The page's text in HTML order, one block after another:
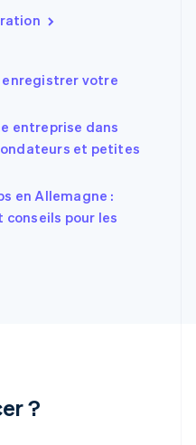
votre
entreprise dans
et petites
en Allemagne :
pour les
?